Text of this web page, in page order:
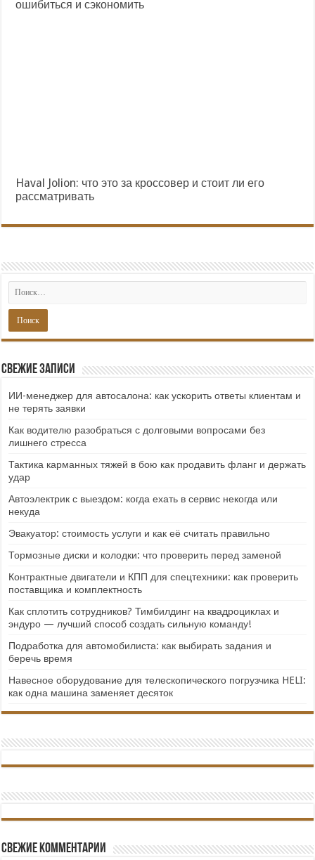
ошибиться и сэкономить
Haval Jolion: что это за кроссовер и стоит ли его
рассматривать
Свежие записи
ИИ-менеджер для автосалона: как ускорить ответы клиентам и
не терять заявки
Как водителю разобраться с долговыми вопросами без
лишнего стресса
Тактика карманных тяжей в бою как продавить фланг и держать
удар
Автоэлектрик с выездом: когда ехать в сервис некогда или
некуда
Эвакуатор: стоимость услуги и как её считать правильно
Тормозные диски и колодки: что проверить перед заменой
Контрактные двигатели и КПП для спецтехники: как проверить
поставщика и комплектность
Как сплотить сотрудников? Тимбилдинг на квадроциклах и
эндуро — лучший способ создать сильную команду!
Подработка для автомобилиста: как выбирать задания и
беречь время
Навесное оборудование для телескопического погрузчика HELI:
как одна машина заменяет десяток
Свежие комментарии